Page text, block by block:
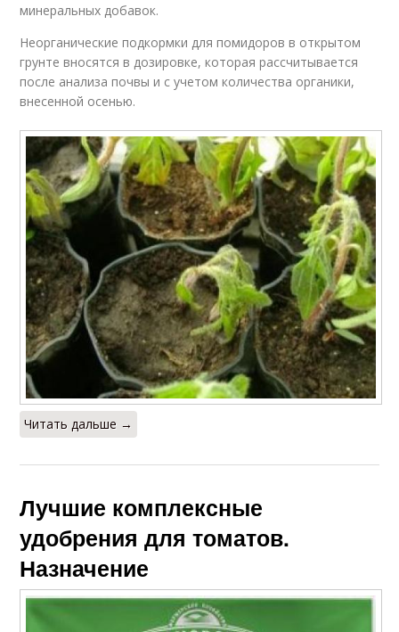
минеральных добавок.
Неорганические подкормки для помидоров в открытом
грунте вносятся в дозировке, которая рассчитывается
после анализа почвы и с учетом количества органики,
внесенной осенью.
Читать дальше →
Лучшие комплексные
удобрения для томатов.
Назначение